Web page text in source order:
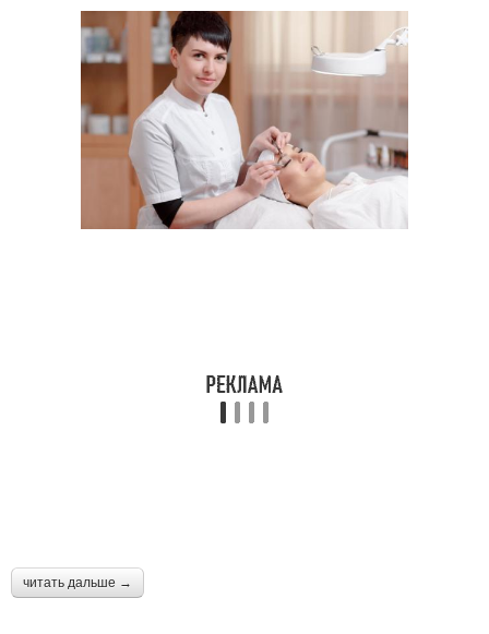
читать дальше →